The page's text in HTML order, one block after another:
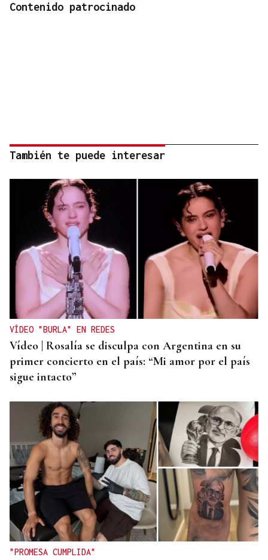
Contenido patrocinado
También te puede interesar
VÍDEO "BURLA" EN REDES
Vídeo | Rosalía se disculpa con Argentina en su
primer concierto en el país: “Mi amor por el país
sigue intacto”
"PROMESA CUMPLIDA"